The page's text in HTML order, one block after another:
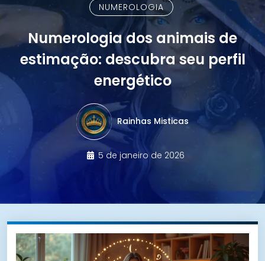
NUMEROLOGIA
Numerologia dos animais de
estimação: descubra seu perfil
energético
Rainhas Misticas
5 de janeiro de 2026